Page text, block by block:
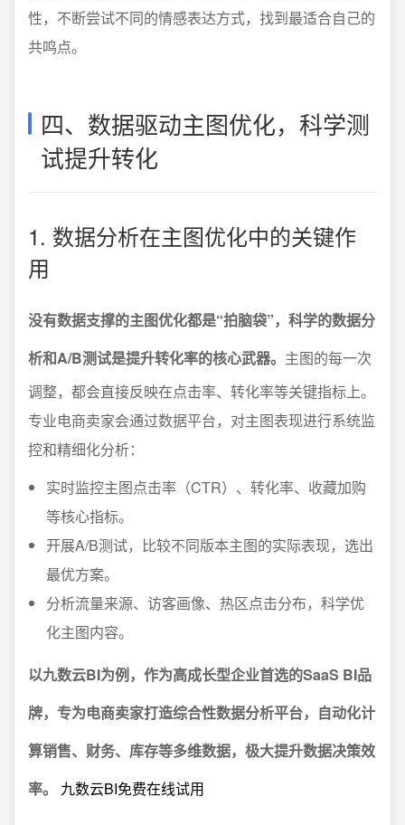
性，不断尝试不同的情感表达方式，找到最适合自己的
共鸣点。
四、数据驱动主图优化，科学测
试提升转化
1. 数据分析在主图优化中的关键作
用
没有数据支撑的主图优化都是“拍脑袋”，科学的数据分
析和A/B测试是提升转化率的核心武器。 主图的每一次
调整，都会直接反映在点击率、转化率等关键指标上。
专业电商卖家会通过数据平台，对主图表现进行系统监
控和精细化分析：
实时监控主图点击率（CTR）、转化率、收藏加购
等核心指标。
开展A/B测试，比较不同版本主图的实际表现，选出
最优方案。
分析流量来源、访客画像、热区点击分布，科学优
化主图内容。
以九数云BI为例，作为高成长型企业首选的SaaS BI品
牌，专为电商卖家打造综合性数据分析平台，自动化计
算销售、财务、库存等多维数据，极大提升数据决策效
率。
九数云BI免费在线试用